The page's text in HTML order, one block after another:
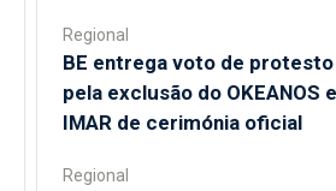
Regional
BE entrega voto de protesto
pela exclusão do OKEANOS e
IMAR de cerimónia oficial
Regional